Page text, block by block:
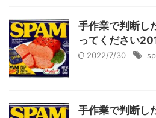
手作業で判断し
ってください
2022/7/30
手作業で判断し